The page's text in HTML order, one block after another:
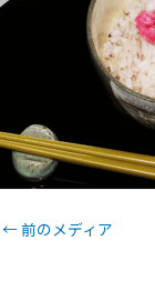
←前のメディア